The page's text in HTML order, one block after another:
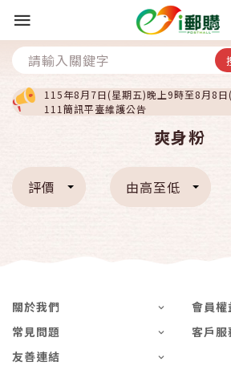
115年8月7日(星期五)晚上9時至8月8
111簡訊平臺維護公告
爽身粉
評價 由高至低
關於我們
會員權
常見問題
客戶服
友善連結